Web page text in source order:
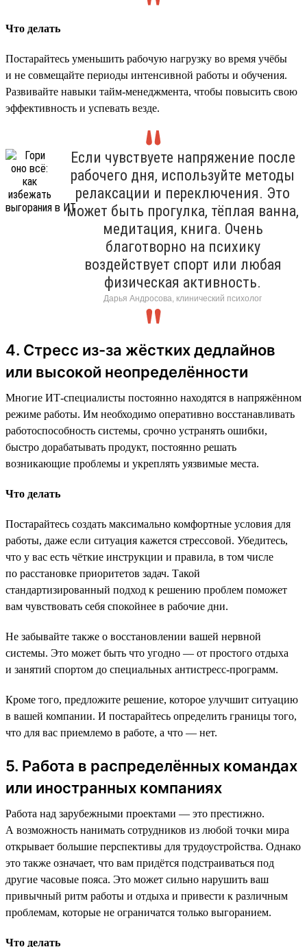
Что делать
Постарайтесь уменьшить рабочую нагрузку во время учёбы
и не совмещайте периоды интенсивной работы и обучения.
Развивайте навыки тайм-менеджмента, чтобы повысить свою
эффективность и успевать везде.
Если чувствуете напряжение после
рабочего дня, используйте методы
релаксации и переключения. Это
может быть прогулка, тёплая ванна,
медитация, книга. Очень
благотворно на психику
воздействует спорт или любая
физическая активность.
Дарья Андросова, клинический психолог
4. Стресс из-за жёстких дедлайнов
или высокой неопределённости
Многие ИТ-специалисты постоянно находятся в напряжённом
режиме работы. Им необходимо оперативно восстанавливать
работоспособность системы, срочно устранять ошибки,
быстро дорабатывать продукт, постоянно решать
возникающие проблемы и укреплять уязвимые места.
Что делать
Постарайтесь создать максимально комфортные условия для
работы, даже если ситуация кажется стрессовой. Убедитесь,
что у вас есть чёткие инструкции и правила, в том числе
по расстановке приоритетов задач. Такой
стандартизированный подход к решению проблем поможет
вам чувствовать себя спокойнее в рабочие дни.
Не забывайте также о восстановлении вашей нервной
системы. Это может быть что угодно — от простого отдыха
и занятий спортом до специальных антистресс-программ.
Кроме того, предложите решение, которое улучшит ситуацию
в вашей компании. И постарайтесь определить границы того,
что для вас приемлемо в работе, а что — нет.
5. Работа в распределённых командах
или иностранных компаниях
Работа над зарубежными проектами — это престижно.
А возможность нанимать сотрудников из любой точки мира
открывает большие перспективы для трудоустройства. Однако
это также означает, что вам придётся подстраиваться под
другие часовые пояса. Это может сильно нарушить ваш
привычный ритм работы и отдыха и привести к различным
проблемам, которые не ограничатся только выгоранием.
Что делать